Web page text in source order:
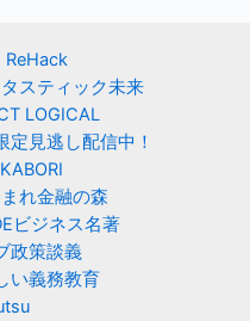
ReHack
スティック未来
LOGICAL
定見逃し配信中！
れ金融の森
ビジネス名著
政策談義
い義務教育